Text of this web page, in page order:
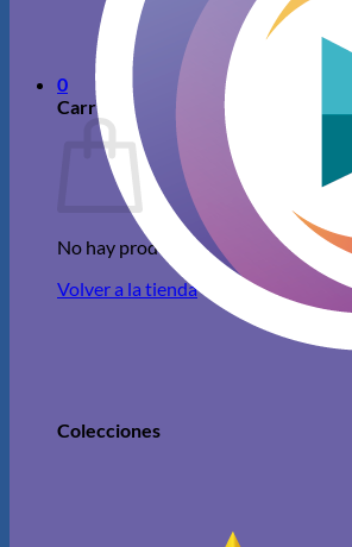
Volver a la tienda
0
Carrito
No hay productos en el carrito.
Volver a la tienda
Colecciones